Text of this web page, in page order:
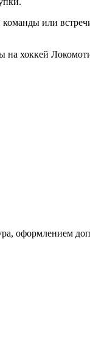
или
хоккей
оформлением